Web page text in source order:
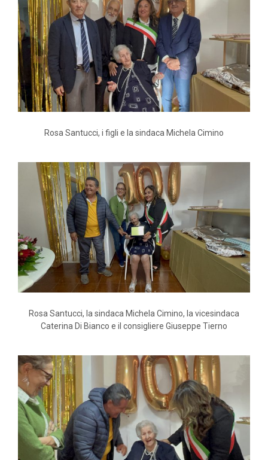
Rosa Santucci, i figli e la sindaca Michela Cimino
Rosa Santucci, la sindaca Michela Cimino, la vicesindaca
Caterina Di Bianco e il consigliere Giuseppe Tierno